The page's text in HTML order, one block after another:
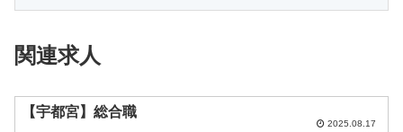
フ
ー
関連求人
【宇都宮】総合職
2025.08.17